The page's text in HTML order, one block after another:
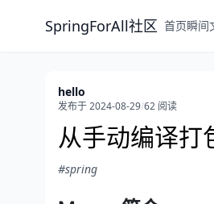
SpringForAll社区 首页瞬间
hello
发布于 2024-08-29/62 阅读
从手动编译
#spring